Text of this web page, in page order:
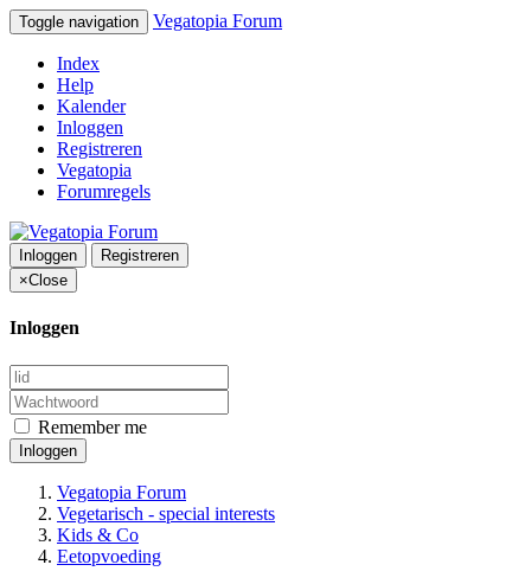
Toggle navigation Vegatopia Forum
Index
Help
Kalender
Inloggen
Registreren
Vegatopia
Forumregels
Inloggen
Registreren
×Close
Inloggen
Remember me
Inloggen
Vegatopia Forum
Vegetarisch - special interests
Kids & Co
Eetopvoeding